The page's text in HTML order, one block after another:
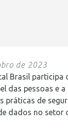
de 2023
Brasil participa
das pessoas e a
práticas de
dados no setor